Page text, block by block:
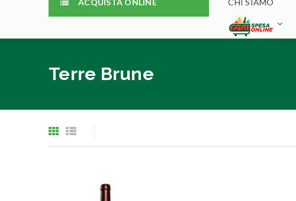
ACQUISTA ONLINE CHI SIAMO
Terre Brune